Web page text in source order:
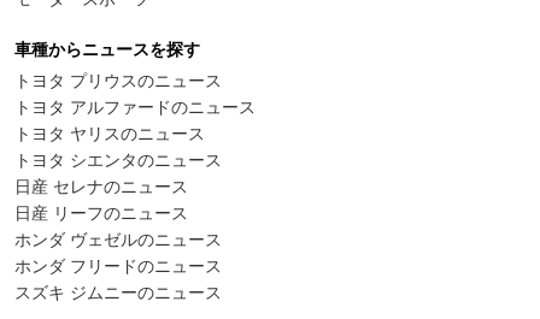
車種からニュースを探す
トヨタ プリウスのニュース
トヨタ アルファードのニュース
トヨタ ヤリスのニュース
トヨタ シエンタのニュース
日産 セレナのニュース
日産 リーフのニュース
ホンダ ヴェゼルのニュース
ホンダ フリードのニュース
スズキ ジムニーのニュース